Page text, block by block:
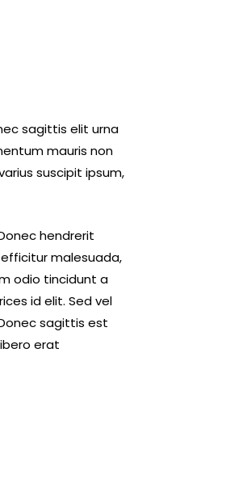
sagittis elit urna
mauris non
suscipit ipsum,
hendrerit
malesuada,
odio tincidunt a
id elit. Sed vel
sagittis est
erat